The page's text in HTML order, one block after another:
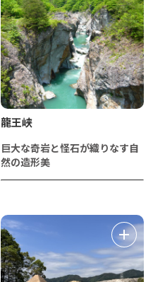
龍王峡
巨大な奇岩と怪石が織りなす自
然の造形美